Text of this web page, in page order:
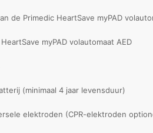
de Primedic HeartSave myPAD
myPAD volautomaat AED
(minimaal 4 jaar levensduur)
elektroden (CPR-elektroden